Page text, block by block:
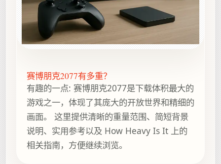
赛博朋克2077有多重？
有趣的一点: 赛博朋克2077是下载体积最大的
游戏之一，体现了其庞大的开放世界和精细的
画面。 这里提供清晰的重量范围、简短背景
说明、实用参考以及 How Heavy Is It 上的
相关指南，方便继续浏览。